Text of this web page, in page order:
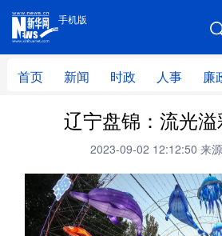
手机版
首页 新闻 时政 人事 廉
手机版
网站地图
新闻
财经
文化 教育
体育 视频
辽宁盘锦：流光
2023-09-02 12:12:50 来